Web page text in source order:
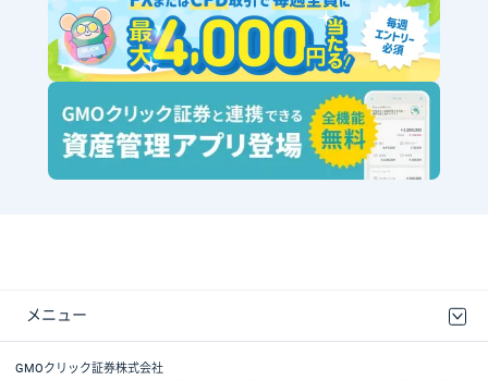
メニュー
取引規程・約款
最良執行方針
ディスクレイマー
リスク説明
GMOクリック証券ホームページ
GMOクリック証券株式会社